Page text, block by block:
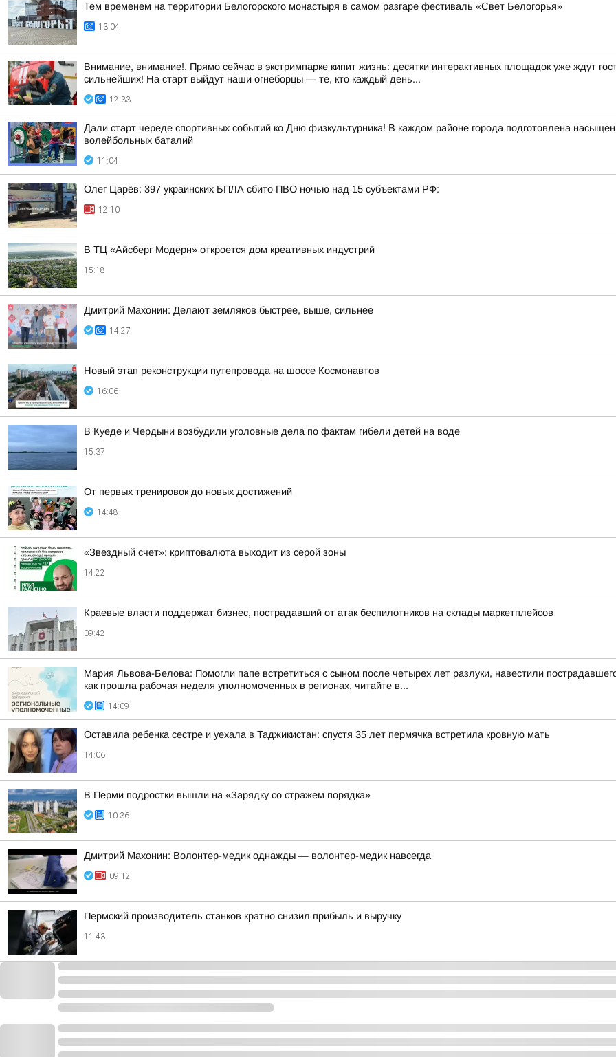
Тем временем на территории Белогорского монастыря в самом разгаре фестиваль «Свет Белогорья»
13:04
Внимание, внимание!. Прямо сейчас в экстримпарке кипит жизнь: десятки интерактивных площадок уже ждут
сильнейших! На старт выйдут наши огнеборцы — те, кто каждый день...
12:33
Дали старт череде спортивных событий ко Дню физкультурника! В каждом районе города подготовлена
волейбольных баталий
11:04
Олег Царёв: 397 украинских БПЛА сбито ПВО ночью над 15 субъектами РФ:
12:10
В ТЦ «Айсберг Модерн» откроется дом креативных индустрий
15:18
Дмитрий Махонин: Делают земляков быстрее, выше, сильнее
14:27
Новый этап реконструкции путепровода на шоссе Космонавтов
16:06
В Куеде и Чердыни возбудили уголовные дела по фактам гибели детей на воде
15:37
От первых тренировок до новых достижений
14:48
«Звездный счет»: криптовалюта выходит из серой зоны
14:22
Краевые власти поддержат бизнес, пострадавший от атак беспилотников на склады маркетплейсов
09:42
Мария Львова-Белова: Помогли папе встретиться с сыном после четырех лет разлуки, навестили
как прошла рабочая неделя уполномоченных в регионах, читайте в...
14:09
Оставила ребенка сестре и уехала в Таджикистан: спустя 35 лет пермячка встретила кровную мать
14:06
В Перми подростки вышли на «Зарядку со стражем порядка»
10:36
Дмитрий Махонин: Волонтер-медик однажды — волонтер-медик навсегда
09:12
Пермский производитель станков кратно снизил прибыль и выручку
11:43